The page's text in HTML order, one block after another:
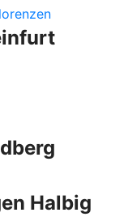
Halbig